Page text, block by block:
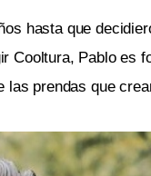
hasta que
Cooltura, Pablo es
las prendas que